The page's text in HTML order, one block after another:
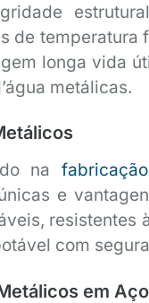
de temperatura
longa vida
metálicas.
na
e
resistentes
com
em